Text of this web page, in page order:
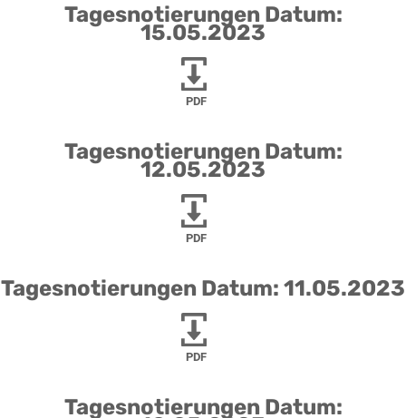
Tagesnotierungen Datum:
15.05.2023
PDF
Tagesnotierungen Datum:
12.05.2023
PDF
Tagesnotierungen Datum: 11.05.2023
PDF
Tagesnotierungen Datum: